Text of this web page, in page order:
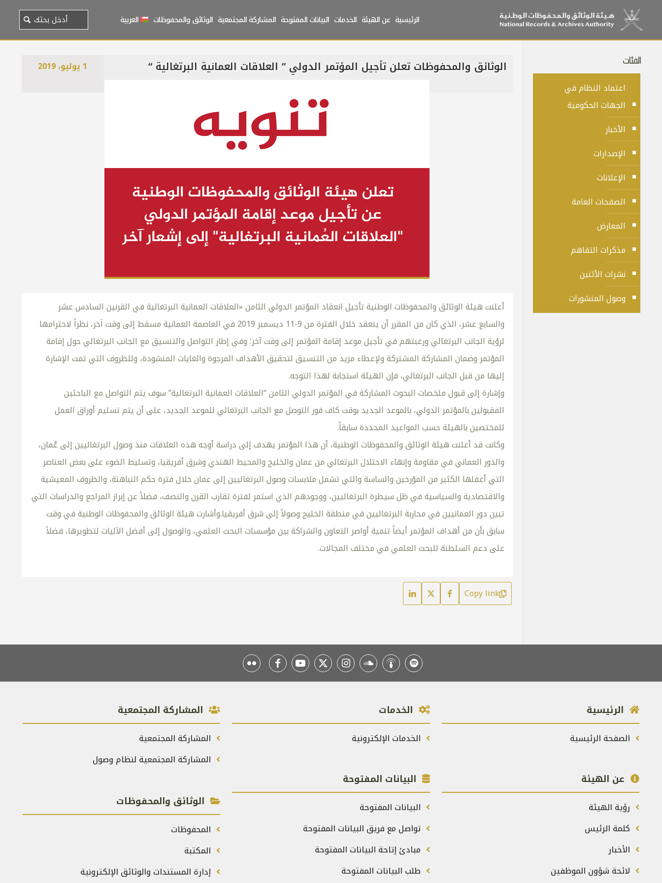
الرئيسية عن الهيئة الخدمات البيانات المفتوحة المشاركة المجتمعية الوثائق والمحفوظات العربية
الوثائق والمحفوظات تعلن تأجيل المؤتمر الدولي ” العلاقات العمانية البرتغالية “ 1 يوليو، 2019
أعلنت هيئة الوثائق والمحفوظات الوطنية تأجيل انعقاد المؤتمر الدولي الثامن «العلاقات العمانية البرتغالية في القرنين السادس عشر
والسابع عشر، الذي كان من المقرر أن ينعقد خلال الفترة من 9-11 ديسمبر 2019 في العاصمة العمانية مسقط إلى وقت اَخر، نظراً لاحترامها
لرؤية الجانب البرتغالي ورغبتهم في تأجيل موعد إقامة المؤتمر إلى وقت آخر؛ وفي إطار التواصل والتنسيق مع الجانب البرتغالي حول إقامة
المؤتمر وضمان المشاركة المشتركة ولإعطاء مزيد من التنسيق لتحقيق الأهداف المرجوة والغايات المنشودة، وللظروف التي تمت الإشارة
إليها من قبل الجانب البرتغالي، فإن الهيئة استجابة لهذا التوجه.
وإشارة إلى قبول ملخصات البحوث المشاركة في المؤتمر الدولي الثامن “العلاقات العمانية البرتغالية” سوف يتم التواصل مع الباحثين
المقبولين بالمؤتمر الدولي، بالموعد الجديد بوقت كاف فور التوصل مع الجانب البرتغالي للموعد الجديد، على أن يتم تسليم أوراق العمل
للمختصين بالهيئة حسب المواعيد المحددة سابقاً.
وكانت قد أعلنت هيئة الوثائق والمحفوظات الوطنية، أن هذا المؤتمر يهدف إلى دراسة أوجه هذه العلاقات منذ وصول البرتغاليين إلى عُمان،
والدور العماني في مقاومة وإنهاء الاحتلال البرتغالي من عمان والخليج والمحيط الهندي وشرق أفريقيا، وتسليط الضوء على بعض العناصر
التي أغفلها الكثير من المؤرخين والساسة والتي تشمل ملابسات وصول البرتغاليين إلى عمان خلال فترة حكم النباهنة، والظروف المعيشية
والاقتصادية والسياسية في ظل سيطرة البرتغاليين، ووجودهم الذي استمر لفترة تقارب القرن والنصف، فضلاً عن إبراز المراجع والدراسات التي
تبين دور العمانيين في محاربة البرتغاليين في منطقة الخليج وصولاً إلى شرق أفريقيا.وأشارت هيئة الوثائق والمحفوظات الوطنية في وقت
سابق بأن من أهداف المؤتمر أيضاً تنمية أواصر التعاون والشراكة بين مؤسسات البحث العلمي، والوصول إلى أفضل الاَليات لتطويرها، فضلاً
على دعم السلطنة للبحث العلمي في مختلف المجالات.
Copy link
الفئات
اعتماد النظام في
الجهات الحكومية
الأخبار
الإصدارات
الإعلانات
الصفحات العامة
المعارض
مذكرات التفاهم
نشرات الأثنين
وصول المنشورات
الرئيسية
الصفحة الرئيسية
عن الهيئة
رؤية الهيئة
كلمة الرئيس
الأخبار
لائحة شؤون الموظفين
الخدمات
الخدمات الإلكترونية
البيانات المفتوحة
البيانات المفتوحة
تواصل مع فريق البيانات المفتوحة
مبادئ إتاحة البيانات المفتوحة
طلب البيانات المفتوحة
المشاركة المجتمعية
المشاركة المجتمعية
المشاركة المجتمعية لنظام وصول
الوثائق والمحفوظات
المحفوظات
المكتبة
إدارة المستندات والوثائق الإلكترونية